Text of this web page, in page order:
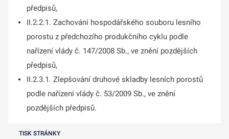
předpisů,
II.2.2.1. Zachování hospodářského souboru lesního
porostu z předchozího produkčního cyklu podle
nařízení vlády č. 147/2008 Sb., ve znění pozdějších
předpisů,
II.2.3.1. Zlepšování druhové skladby lesních porostů
podle nařízení vlády č. 53/2009 Sb., ve znění
pozdějších předpisů.
TISK STRÁNKY